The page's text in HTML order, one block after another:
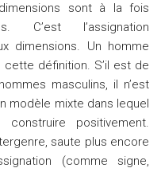
sont à la fois
C’est l’assignation
dimensions. Un homme
définition. S’il est de
masculins, il n’est
modèle mixte dans lequel
positivement.
saute plus encore
(comme signe,